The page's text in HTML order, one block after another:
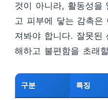
것이 아니라, 활동성을
고 피부에 닿는 감촉은
져봐야 합니다. 잘못된
해하고 불편함을 초래
구분 특징